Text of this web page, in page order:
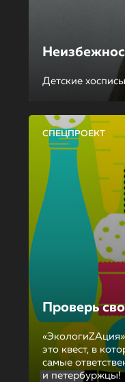
Детские хосписы
СПЕЦПРОЕКТ
Проверь
это квест, в
самые
и петербуржцы!